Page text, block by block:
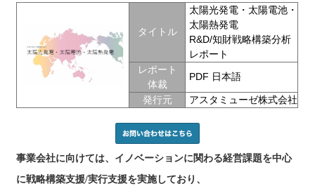
タイトル
太陽光発電・太陽電池・
太陽熱発電
R&D/知財戦略構築分析
レポート
レポート
体裁
PDF 日本語
発行元 アスタミューゼ株式会社
事業会社に向けては、イノベーションに関わる経営課題を中心
に戦略構築支援/実行支援を実施しており、